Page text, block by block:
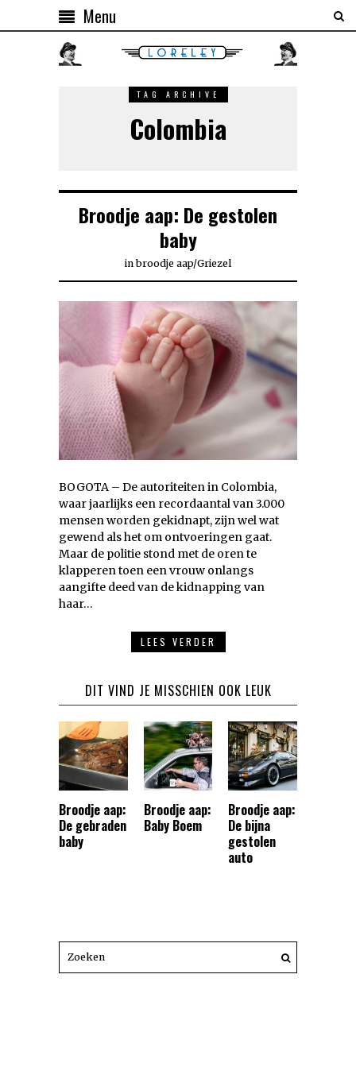
Menu
TAG ARCHIVE
Colombia
Broodje aap: De gestolen
baby
in broodje aap/Griezel
BOGOTA – De autoriteiten in Colombia,
waar jaarlijks een recordaantal van 3.000
mensen worden gekidnapt, zijn wel wat
gewend als het om ontvoeringen gaat.
Maar de politie stond met de oren te
klapperen toen een vrouw onlangs
aangifte deed van de kidnapping van
haar…
LEES VERDER
DIT VIND JE MISSCHIEN OOK LEUK
Broodje aap:
De gebraden
baby
Broodje aap:
Baby Boem
Broodje aap:
De bijna
gestolen
auto